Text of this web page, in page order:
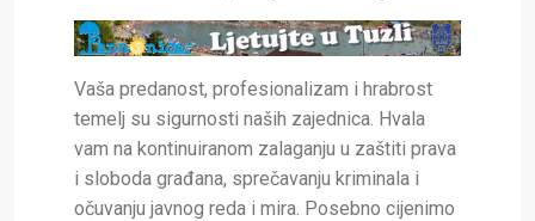
Vaša predanost, profesionalizam i hrabrost
temelj su sigurnosti naših zajednica. Hvala
vam na kontinuiranom zalaganju u zaštiti prava
i sloboda građana, sprečavanju kriminala i
očuvanju javnog reda i mira. Posebno cijenimo